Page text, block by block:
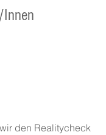
den Realitycheck